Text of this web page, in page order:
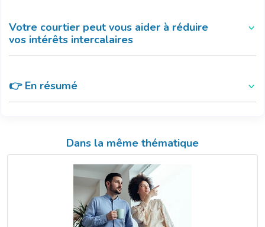
Votre courtier peut vous aider à réduire
vos intérêts intercalaires
👉 En résumé
Dans la même thématique